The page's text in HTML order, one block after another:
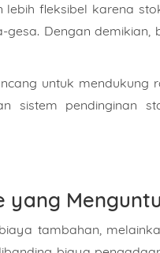
fleksibel karena
Dengan
untuk mendukung
sistem pendinginan
yang
tambahan,